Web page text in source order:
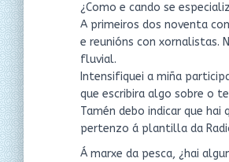
¿Como e cando se
A primeiros dos noventa
e reunións con xornalistas.
fluvial.
Intensifiquei a miña
que escribira algo sobre o
Tamén debo indicar que
pertenzo á plantilla da
Á marxe da pesca, ¿hai